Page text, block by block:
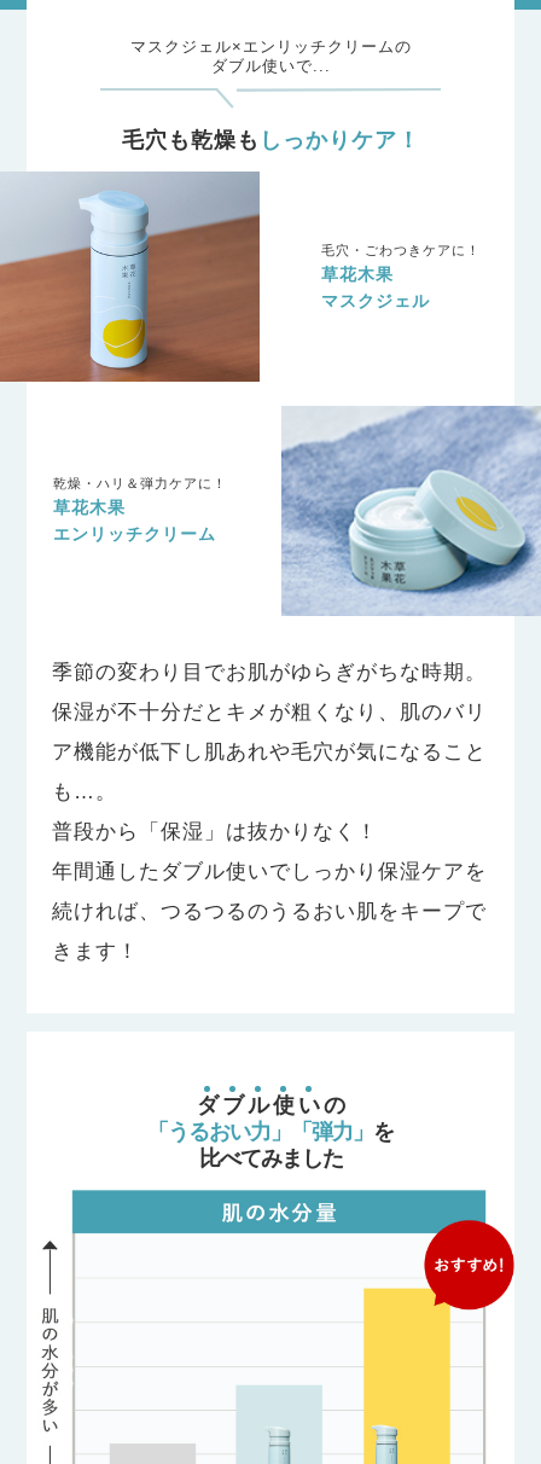
マスクジェル×エンリッチクリームの
ダブル使いで...
毛穴も乾燥も しっかりケア！
毛穴・ごわつきケアに！
草花木果
マスクジェル
乾燥・ハリ＆弾力ケアに！
草花木果
エンリッチクリーム
季節の変わり目でお肌がゆらぎがちな時期。
保湿が不十分だとキメが粗くなり、肌のバリ
ア機能が低下し肌あれや毛穴が気になること
も…。
普段から「保湿」は抜かりなく！
年間通したダブル使いでしっかり保湿ケアを
続ければ、つるつるのうるおい肌をキープで
きます！
ダ ブ ル 使 い の
「うるおい力」「弾力」 を
比べてみました